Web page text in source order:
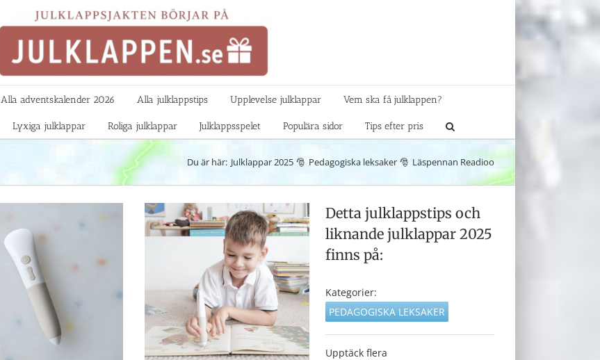
Alla adventskalender 2026 Alla julklappstips Upplevelse julklappar Vem ska få julklappen?
Lyxiga julklappar Roliga julklappar Julklappsspelet Populära sidor Tips efter pris
Du är här: Julklappar 2025 Pedagogiska leksaker Läspennan Readioo
Detta julklappstips och
liknande julklappar 2025
finns på:
Kategorier:
PEDAGOGISKA LEKSAKER
Upptäck flera